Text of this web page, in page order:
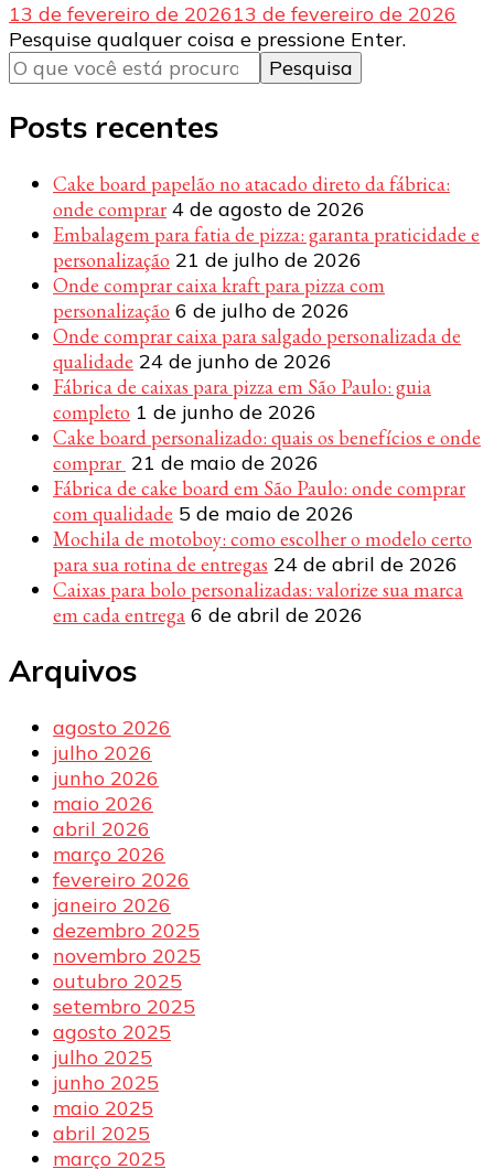
13 de fevereiro de 202613 de fevereiro de 2026
Procurando
algo?
Pesquise qualquer coisa e pressione Enter.
Posts recentes
Cake board papelão no atacado direto da fábrica:
onde comprar 4 de agosto de 2026
Embalagem para fatia de pizza: garanta praticidade e
personalização 21 de julho de 2026
Onde comprar caixa kraft para pizza com
personalização 6 de julho de 2026
Onde comprar caixa para salgado personalizada de
qualidade 24 de junho de 2026
Fábrica de caixas para pizza em São Paulo: guia
completo 1 de junho de 2026
Cake board personalizado: quais os benefícios e onde
comprar 21 de maio de 2026
Fábrica de cake board em São Paulo: onde comprar
com qualidade 5 de maio de 2026
Mochila de motoboy: como escolher o modelo certo
para sua rotina de entregas 24 de abril de 2026
Caixas para bolo personalizadas: valorize sua marca
em cada entrega 6 de abril de 2026
Arquivos
agosto 2026
julho 2026
junho 2026
maio 2026
abril 2026
março 2026
fevereiro 2026
janeiro 2026
dezembro 2025
novembro 2025
outubro 2025
setembro 2025
agosto 2025
julho 2025
junho 2025
maio 2025
abril 2025
março 2025